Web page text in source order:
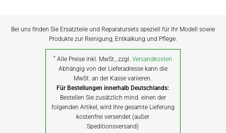
Bei uns finden Sie Ersatzteile und Reparatursets speziell für Ihr Modell sowie
Produkte zur Reinigung, Entkalkung und Pflege.
* Alle Preise inkl. MwSt., zzgl.Versandkosten
Abhängig von der Lieferadresse kann die
MwSt. an der Kasse variieren.
Für Bestellungen innerhalb Deutschlands:
Bestellen Sie zusätzlich mind. einen der
folgenden Artikel, wird Ihre gesamte Lieferung
kostenfrei versendet (außer
Speditionsversand)